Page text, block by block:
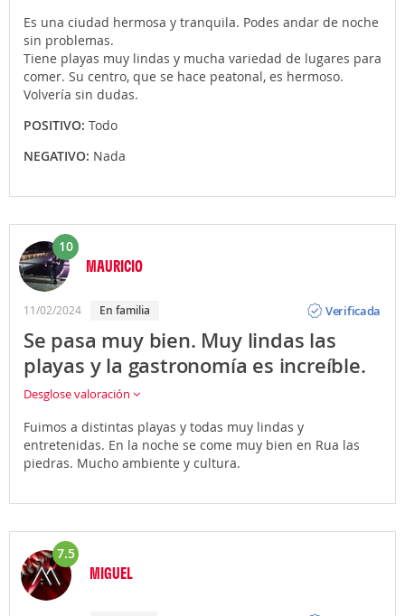
Es una ciudad hermosa y tranquila. Podes andar de noche
sin problemas.
Tiene playas muy lindas y mucha variedad de lugares para
comer. Su centro, que se hace peatonal, es hermoso.
Volvería sin dudas.
POSITIVO: Todo
NEGATIVO: Nada
10
MAURICIO
11/02/2024 En familia
Verificada
Se pasa muy bien. Muy lindas las
playas y la gastronomía es increíble.
Desglose valoración
Fuimos a distintas playas y todas muy lindas y
entretenidas. En la noche se come muy bien en Rua las
piedras. Mucho ambiente y cultura.
7.5
MIGUEL